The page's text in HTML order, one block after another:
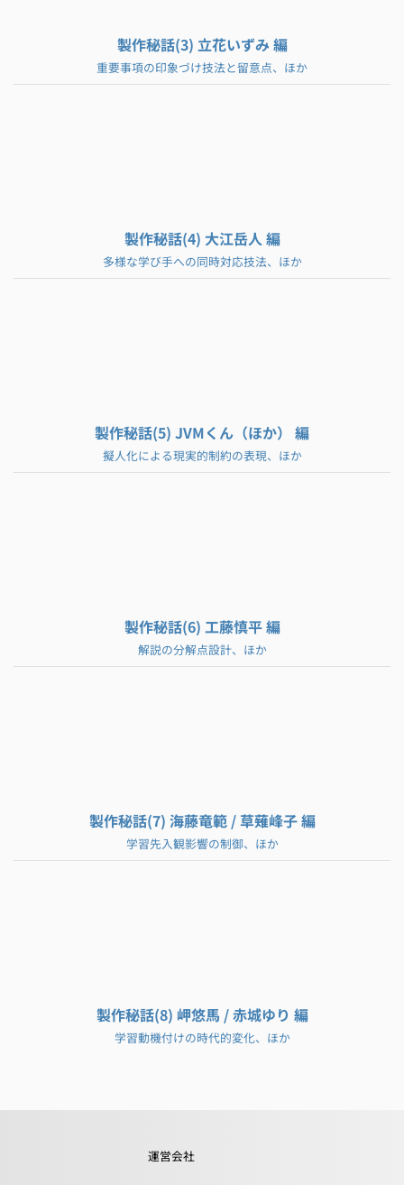
製作秘話(3) 立花いずみ 編
重要事項の印象づけ技法と留意点、ほか
製作秘話(4) 大江岳人 編
多様な学び手への同時対応技法、ほか
製作秘話(5) JVMくん（ほか） 編
擬人化による現実的制約の表現、ほか
製作秘話(6) 工藤慎平 編
解説の分解点設計、ほか
製作秘話(7) 海藤竜範 / 草薙峰子 編
学習先入観影響の制御、ほか
製作秘話(8) 岬悠馬 / 赤城ゆり 編
学習動機付けの時代的変化、ほか
運営会社